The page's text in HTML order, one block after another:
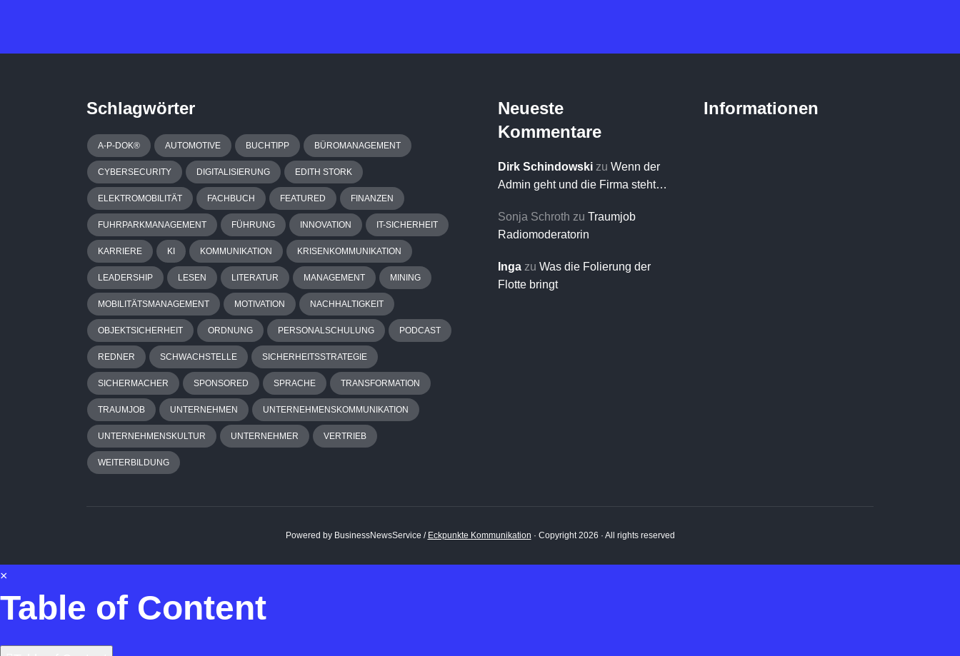
Schlagwörter
A-P-DOK® AUTOMOTIVE BUCHTIPP BÜROMANAGEMENT
CYBERSECURITY DIGITALISIERUNG EDITH STORK
ELEKTROMOBILITÄT FACHBUCH FEATURED FINANZEN
FUHRPARKMANAGEMENT FÜHRUNG INNOVATION IT-SICHERHEIT
KARRIERE KI KOMMUNIKATION KRISENKOMMUNIKATION
LEADERSHIP LESEN LITERATUR MANAGEMENT MINING
MOBILITÄTSMANAGEMENT MOTIVATION NACHHALTIGKEIT
OBJEKTSICHERHEIT ORDNUNG PERSONALSCHULUNG PODCAST
REDNER SCHWACHSTELLE SICHERHEITSSTRATEGIE
SICHERMACHER SPONSORED SPRACHE TRANSFORMATION
TRAUMJOB UNTERNEHMEN UNTERNEHMENSKOMMUNIKATION
UNTERNEHMENSKULTUR UNTERNEHMER VERTRIEB
WEITERBILDUNG
Neueste
Kommentare
Dirk Schindowski zu Wenn der
Admin geht und die Firma steht…
Sonja Schroth zu Traumjob
Radiomoderatorin
Inga zu Was die Folierung der
Flotte bringt
Informationen
Powered by BusinessNewsService / Eckpunkte Kommunikation · Copyright 2026 · All rights reserved
×
Table of Content